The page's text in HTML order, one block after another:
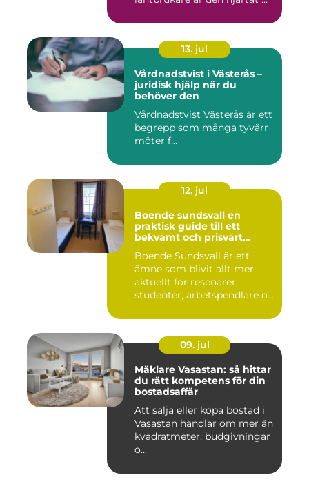
13. jul
Vårdnadstvist i Västerås –
juridisk hjälp när du
behöver den
Vårdnadstvist Västerås är ett
begrepp som många tyvärr
möter f...
12. jul
Boende sundsvall en
praktisk guide till ett
bekvämt och prisvärt
Boende Sundsvall är ett
ämne som blivit allt mer
aktuellt för resenärer,
studenter, arbetspendlare o...
09. jul
Mäklare Vasastan: så hittar
du rätt kompetens för din
bostadsaffär
Att sälja eller köpa bostad i
Vasastan handlar om mer än
kvadratmeter, budgivningar
o...